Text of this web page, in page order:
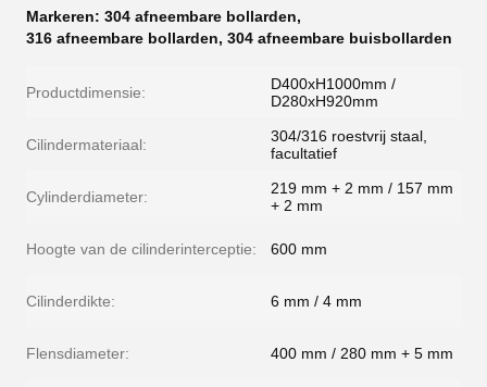
Markeren: 304 afneembare bollarden,
316 afneembare bollarden, 304 afneembare buisbollarden
Productdimensie:
D400xH1000mm /
D280xH920mm
Cilindermateriaal:
304/316 roestvrij staal,
facultatief
Cylinderdiameter:
219 mm + 2 mm / 157 mm
+ 2 mm
Hoogte van de cilinderinterceptie: 600 mm
Cilinderdikte: 6 mm / 4 mm
Flensdiameter: 400 mm / 280 mm + 5 mm